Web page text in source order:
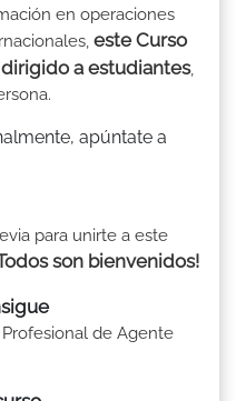
en operaciones
este Curso
a estudiantes,
apúntate a
para unirte a este
son bienvenidos!
de Agente